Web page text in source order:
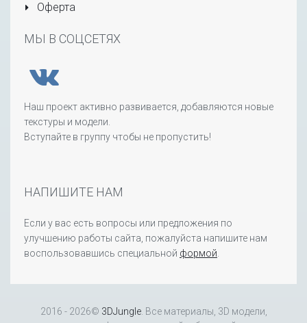
Оферта
МЫ В СОЦСЕТЯХ
Наш проект активно развивается, добавляются новые
текстуры и модели.
Вступайте в группу чтобы не пропустить!
НАПИШИТЕ НАМ
Если у вас есть вопросы или предложения по
улучшению работы сайта, пожалуйста напишите нам
воспользовавшись специальной формой
2016 - 2026© 3DJungle. Все материалы, 3D модели,